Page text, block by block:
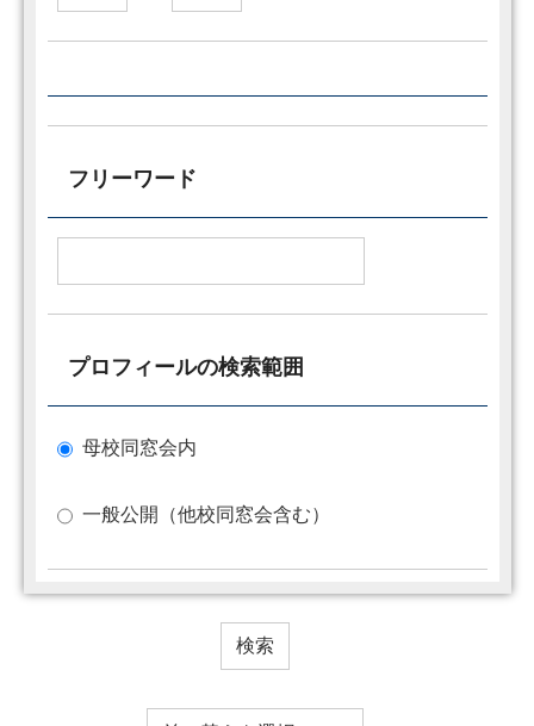
フリーワード
プロフィールの検索範囲
母校同窓会内
一般公開（他校同窓会含む）